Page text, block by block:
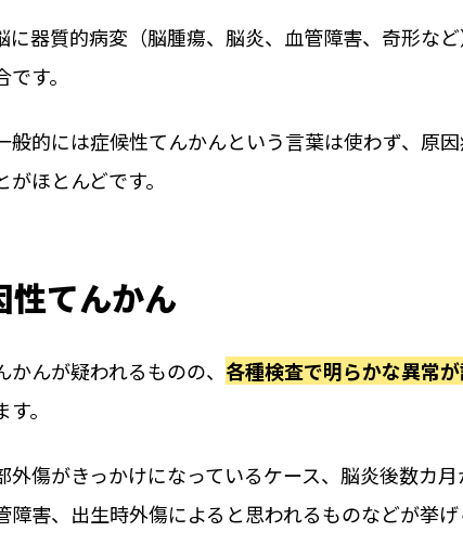
に器質的病変（脳腫瘍、脳炎、血管障害、奇形な
す。
般的には症候性てんかんという言葉は使わず、原
ほとんどです。
性てんかん
かんが疑われるものの、 各種検査で明らかな異常
。
外傷がきっかけになっているケース、脳炎後数カ
障害、出生時外傷によると思われるものなどが挙げ